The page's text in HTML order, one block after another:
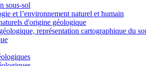
sous-sol
et l’environnement naturel et humain
d'origine géologique
représentation cartographique du